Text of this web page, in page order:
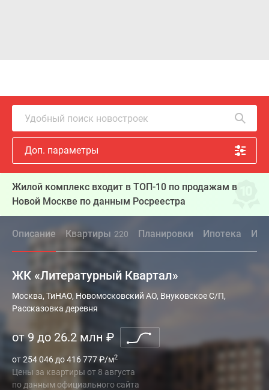
Удобный поиск новостроек
Доп. параметры
Жилой комплекс входит в ТОП-10 по продажам в
Новой Москве по данным Росреестра
Описание Квартиры 220 Планировки Ипотека
ЖК «Литературный Квартал»
Девелопер
«Группа
реализует
новый
жилой
комплекс
Москва, ТиНАО, Новомосковский АО, Внуковское С/П,
Рассказовка деревня
от 9 до 26.2 млн ₽
от 254 046 до 416 777₽/м2
Цены за квартиры от 8 августа
по данным официального сайта